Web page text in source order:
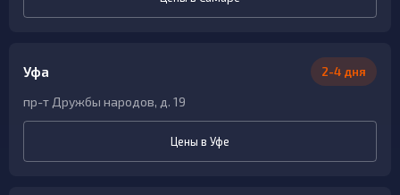
Уфа 2-4 дня
пр-т Дружбы народов, д. 19
Цены в Уфе